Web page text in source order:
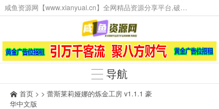
咸鱼资源网【www.xianyuai.cn】全网精品资源分享平台,破解软件,技术源码,火爆项目,工具辅助,这里无所不有。
导航
首页 > > 蕾斯莱莉娅娜的炼金工房 v1.1.1 豪
华中文版